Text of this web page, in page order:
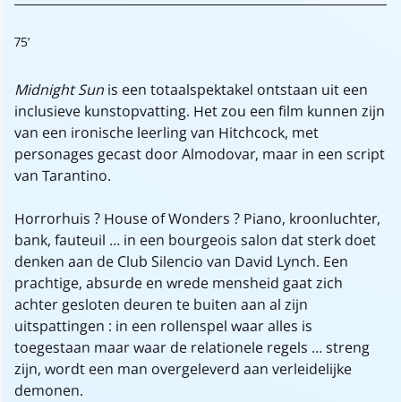
75’
Midnight Sun is een totaalspektakel ontstaan uit een
inclusieve kunstopvatting. Het zou een film kunnen zijn
van een ironische leerling van Hitchcock, met
personages gecast door Almodovar, maar in een script
van Tarantino.
Horrorhuis ? House of Wonders ? Piano, kroonluchter,
bank, fauteuil ... in een bourgeois salon dat sterk doet
denken aan de Club Silencio van David Lynch. Een
prachtige, absurde en wrede mensheid gaat zich
achter gesloten deuren te buiten aan al zijn
uitspattingen : in een rollenspel waar alles is
toegestaan maar waar de relationele regels ... streng
zijn, wordt een man overgeleverd aan verleidelijke
demonen.